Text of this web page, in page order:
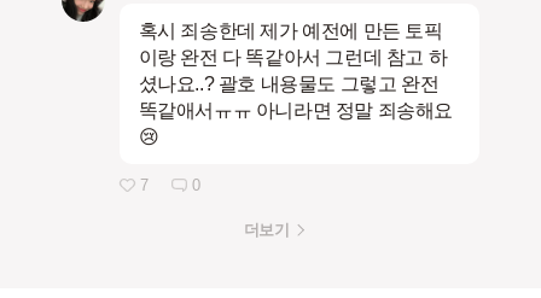
혹시 죄송한데 제가 예전에 만든 토픽
이랑 완전 다 똑같아서 그런데 참고 하
셨나요..? 괄호 내용물도 그렇고 완전
똑같애서ㅠㅠ 아니라면 정말 죄송해요
😢
7 0
더보기